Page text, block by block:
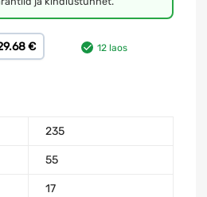
€ 12 laos
235
55
17